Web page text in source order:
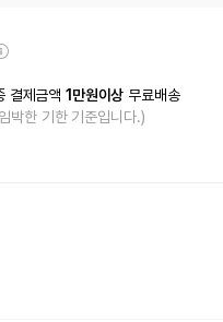
결제금액 1만원이상 무료배송
박한 기한 기준입니다.)